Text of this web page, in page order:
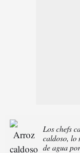
Los chefs
caldoso, lo
de agua